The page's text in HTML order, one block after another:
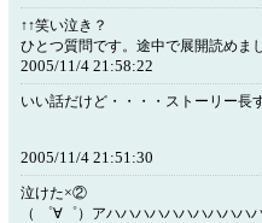
↑↑笑い泣き？
ひとつ質問です。途中で展開読めま
2005/11/4 21:58:22
いい話だけど・・・・ストーリー長
2005/11/4 21:51:30
泣けた×②
（ ゜∀゜）アハハハハハハハハハハ